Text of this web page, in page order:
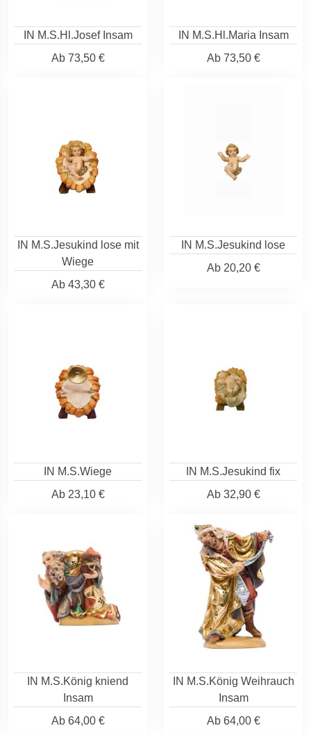
IN M.S.Hl.Josef Insam
Ab73,50 €
IN M.S.Hl.Maria Insam
Ab73,50 €
IN M.S.Jesukind lose mit
Wiege
Ab43,30 €
IN M.S.Jesukind lose
Ab20,20 €
IN M.S.Wiege
Ab23,10 €
IN M.S.Jesukind fix
Ab32,90 €
IN M.S.König kniend
Insam
Ab64,00 €
IN M.S.König Weihrauch
Insam
Ab64,00 €